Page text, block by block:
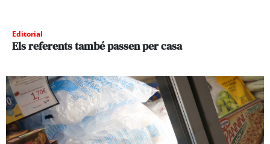
Editorial
Els referents també passen per casa